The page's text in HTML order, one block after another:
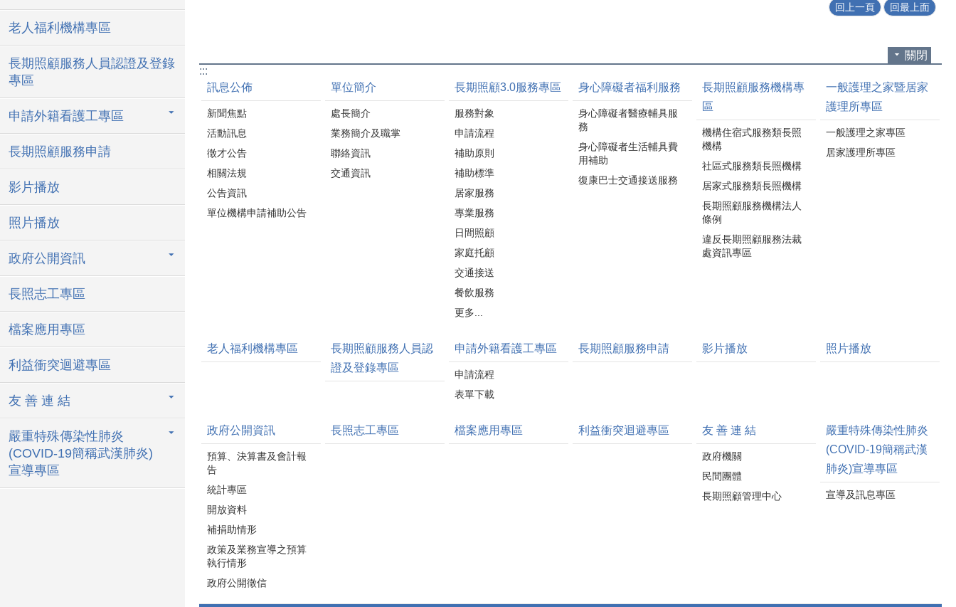
老人福利機構專區
長期照顧服務人員認證及登錄
專區
申請外籍看護工專區
長期照顧服務申請
影片播放
照片播放
政府公開資訊
長照志工專區
檔案應用專區
利益衝突迴避專區
友 善 連 結
嚴重特殊傳染性肺炎
(COVID-19簡稱武漢肺炎)
宣導專區
回上一頁 回最上面
關閉
:::
訊息公佈
新聞焦點
活動訊息
徵才公告
相關法規
公告資訊
單位機構申請補助公告
單位簡介
處長簡介
業務簡介及職掌
聯絡資訊
交通資訊
長期照顧3.0服務專區
服務對象
申請流程
補助原則
補助標準
居家服務
專業服務
日間照顧
家庭托顧
交通接送
餐飲服務
更多...
身心障礙者福利服務
身心障礙者醫療輔具服
務
身心障礙者生活輔具費
用補助
復康巴士交通接送服務
長期照顧服務機構專
區
機構住宿式服務類長照
機構
社區式服務類長照機構
居家式服務類長照機構
長期照顧服務機構法人
條例
違反長期照顧服務法裁
處資訊專區
一般護理之家暨居家
護理所專區
一般護理之家專區
居家護理所專區
老人福利機構專區
長期照顧服務人員認
證及登錄專區
申請外籍看護工專區
申請流程
表單下載
長期照顧服務申請 影片播放 照片播放
政府公開資訊
預算、決算書及會計報
告
統計專區
開放資料
補捐助情形
政策及業務宣導之預算
執行情形
政府公開徵信
長照志工專區 檔案應用專區 利益衝突迴避專區 友 善 連 結
政府機關
民間團體
長期照顧管理中心
嚴重特殊傳染性肺炎
(COVID-19簡稱武漢
肺炎)宣導專區
宣導及訊息專區